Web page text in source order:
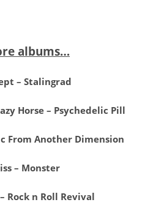
albums…
– Stalingrad
Horse – Psychedelic Pill
From Another Dimension
– Monster
Rock n Roll Revival